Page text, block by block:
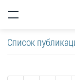
Список